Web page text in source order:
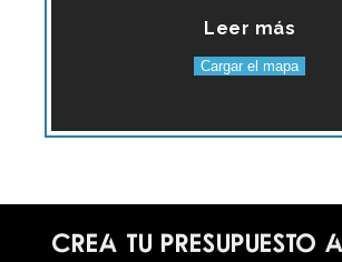
Leer más
Cargar el mapa
Crea tu presupuesto